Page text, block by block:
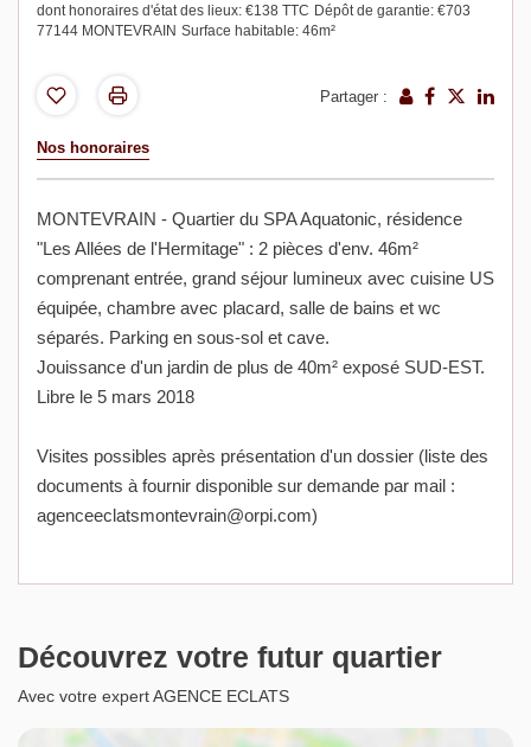
dont honoraires d'état des lieux: €138 TTC Dépôt de garantie: €703
77144 MONTEVRAIN Surface habitable: 46m²
Partager :
Nos honoraires
MONTEVRAIN - Quartier du SPA Aquatonic, résidence
"Les Allées de l'Hermitage" : 2 pièces d'env. 46m²
comprenant entrée, grand séjour lumineux avec cuisine US
équipée, chambre avec placard, salle de bains et wc
séparés. Parking en sous-sol et cave.
Jouissance d'un jardin de plus de 40m² exposé SUD-EST.
Libre le 5 mars 2018
Visites possibles après présentation d'un dossier (liste des
documents à fournir disponible sur demande par mail :
agenceeclatsmontevrain@orpi.com)
Découvrez votre futur quartier
Avec votre expert AGENCE ECLATS